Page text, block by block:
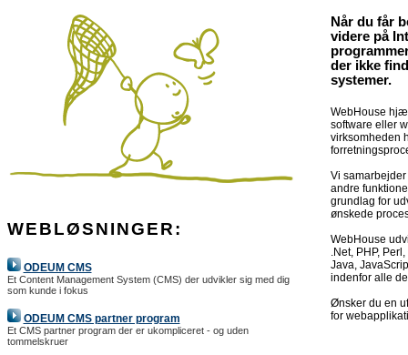
WEBLØSNINGER:
ODEUM CMS
Et Content Management System (CMS) der udvikler sig med dig
som kunde i fokus
ODEUM CMS partner program
Et CMS partner program der er ukompliceret - og uden
tommelskruer
Når du får
videre på
der ikke
systemer.
WebHouse
software eller
virksomheden
Vi
andre
grundlag for
ønskede
WebHouse
.Net, PHP,
Java,
indenfor alle
Ønsker du en
for